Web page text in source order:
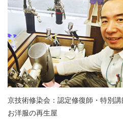
京技術修染会：認定修復師・特別講
お洋服の再生屋